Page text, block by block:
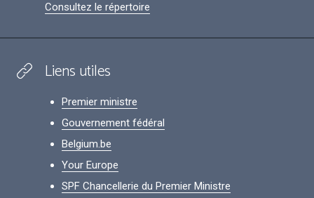
Consultez le répertoire
Liens utiles
Premier ministre
Gouvernement fédéral
Belgium.be
Your Europe
SPF Chancellerie du Premier Ministre